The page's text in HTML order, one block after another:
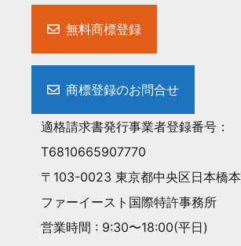
無料商標登録
商標登録のお問合せ
適格請求書発行事業者登録番号：
T6810665907770
〒103-0023 東京都中央区日本橋
ファーイースト国際特許事務所
営業時間 : 9:30〜18:00(平日)